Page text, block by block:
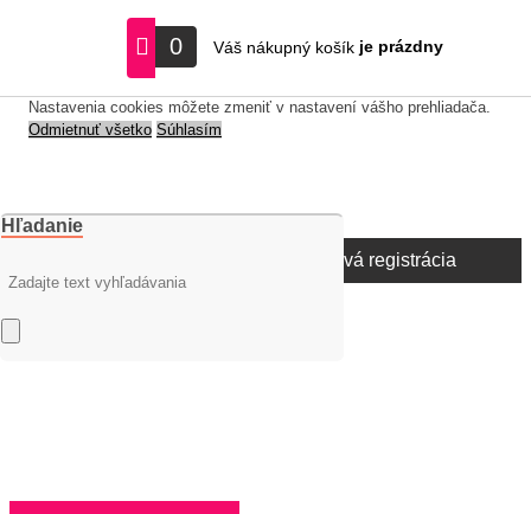
S cieľom uľahčiť užívateľom používať naše webové stránky
využívame cookies. Používaním našich stránok súhlasíte s
Nastavenia cookies môžete zmeniť v nastavení vášho prehliadača.
Odmietnuť všetko Súhlasím
Nová registrácia
Hľadanie
0 Váš nákupný košík je prázdny